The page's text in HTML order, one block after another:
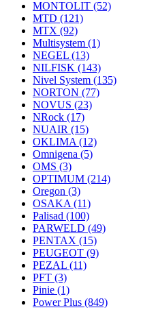
MONTOLIT (52)
MTD (121)
MTX (92)
Multisystem (1)
NEGEL (13)
NILFISK (143)
Nivel System (135)
NORTON (77)
NOVUS (23)
NRock (17)
NUAIR (15)
OKLIMA (12)
Omnigena (5)
OMS (3)
OPTIMUM (214)
Oregon (3)
OSAKA (11)
Palisad (100)
PARWELD (49)
PENTAX (15)
PEUGEOT (9)
PEZAL (11)
PFT (3)
Pinie (1)
Power Plus (849)